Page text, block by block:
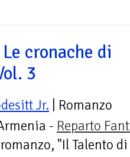
cronache di
3
Jr. | Romanzo
- Reparto
"Il Talento